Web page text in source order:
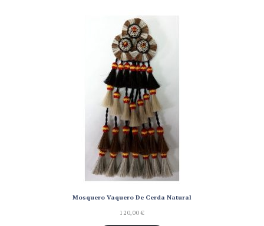
Mosquero Vaquero De Cerda Natural
120,00€